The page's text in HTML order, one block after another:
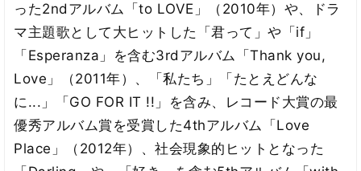
った2ndアルバム「to LOVE」（2010年）や、ドラ
マ主題歌として大ヒットした「君って」や「if」
「Esperanza」を含む3rdアルバム「Thank you,
Love」（2011年）、「私たち」「たとえどんな
に...」「GO FOR IT !!」を含み、レコード大賞の最
優秀アルバム賞を受賞した4thアルバム「Love
Place」（2012年）、社会現象的ヒットとなった